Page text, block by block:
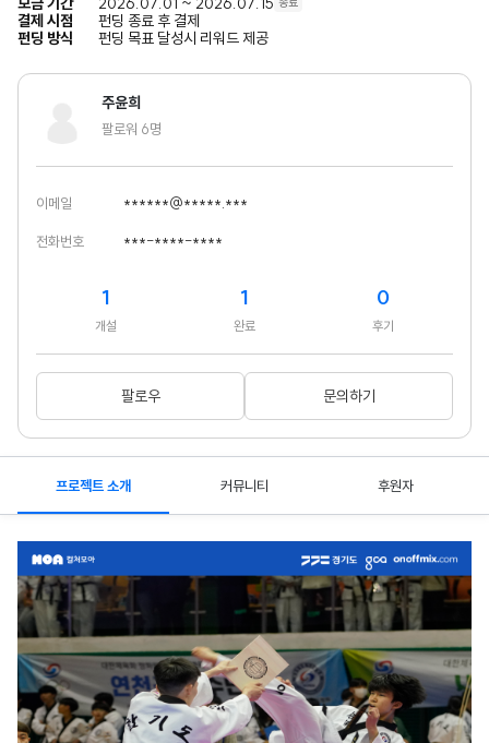
종료
결제 시점
펀딩 종료 후 결제
펀딩 방식
펀딩 목표 달성시 리워드 제공
주윤희
팔로워 6명
이메일 ******@*****.***
전화번호 ***-****-****
1
개설
1
완료
0
후기
팔로우 문의하기
프로젝트 소개 커뮤니티 후원자